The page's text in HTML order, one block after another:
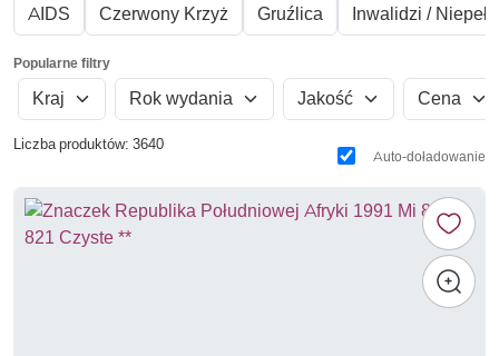
AIDS Czerwony Krzyż Gruźlica Inwalidzi /
Popularne filtry
Kraj Rok wydania Jakość Cena
Liczba produktów: 3640
Auto-doładowanie